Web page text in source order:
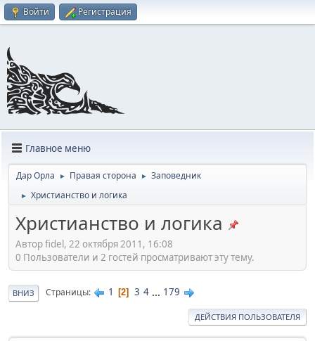
Войти Регистрация
Главное меню
Дар Орла ► Правая сторона ► Заповедник
► Христианство и логика
Христианство и логика
Автор fidel, 22 октября 2011, 16:08
0 Пользователи и 2 гостей просматривают эту тему.
ВНИЗ Страницы 1 2 3 4 ... 179
ДЕЙСТВИЯ ПОЛЬЗОВАТЕЛЯ